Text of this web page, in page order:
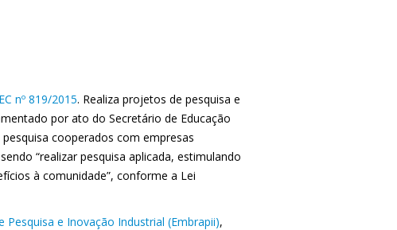
nº 819/2015. Realiza projetos de pesquisa e
por ato do Secretário de Educação
cooperados com empresas
“realizar pesquisa aplicada, estimulando
à comunidade”, conforme a Lei
Pesquisa e Inovação Industrial (Embrapii),